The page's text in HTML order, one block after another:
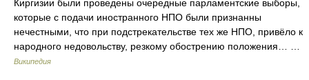
Киргизии были проведены очередные парламентские выборы,
которые с подачи иностранного НПО были признанны
нечестными, что при подстрекательстве тех же НПО, привёло к
народного недовольству, резкому обострению положения… …
Википедия